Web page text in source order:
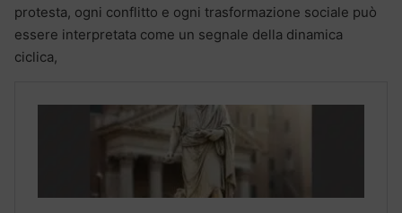
protesta, ogni conflitto e ogni trasformazione sociale può
essere interpretata come un segnale della dinamica
ciclica,